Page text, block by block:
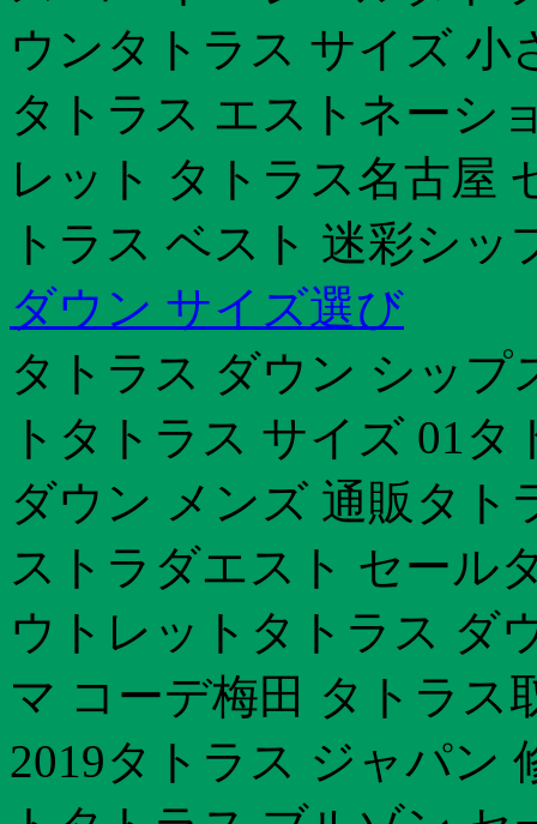
ウンタトラス サイズ 小
タトラス エストネーシ
レット タトラス名古屋
トラス ベスト 迷彩シ
ダウン サイズ選び
タトラス ダウン シッ
トタトラス サイズ 01
ダウン メンズ 通販タト
ストラダエスト セール
ウトレットタトラス ダ
マ コーデ梅田 タトラス
2019タトラス ジャパン